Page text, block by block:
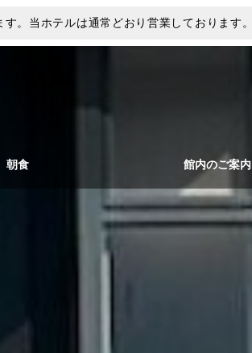
。当ホテルは通常どおり営業しております。
朝食 館内のご案内